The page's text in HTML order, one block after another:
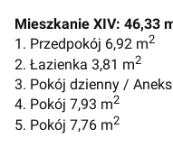
Mieszkanie XIV: 46,33
1. Przedpokój 6,92 m2
2. Łazienka 3,81 m2
3. Pokój dzienny /
4. Pokój 7,93 m2
5. Pokój 7,76 m2